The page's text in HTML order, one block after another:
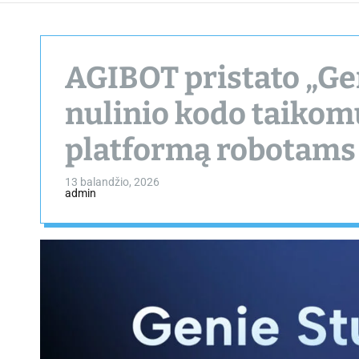
AGIBOT pristato
nulinio kodo
platformą robotams
13 balandžio, 2026
admin